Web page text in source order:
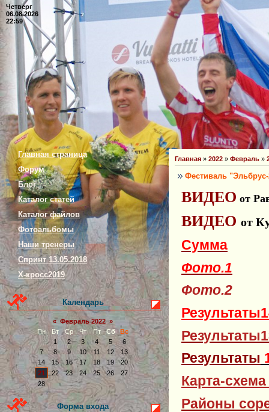
Четверг
06.08.2026
22:59
Главная страница
Форум
Блог
Каталог статей
Каталог файлов
Фотоальбомы
Наши тренеры
Спринт 13.05.2018
Х-кросс2019
Календарь
« Февраль 2022 »
Пн
Вт Ср Чт Пт Сб
Вс
1
2 3 4 5
6
7
8 9 10 11 12
13
14
15 16 17 18 19
20
21
22 23 24 25 26
27
28
Форма входа
Главная » 2022 » Февраль »
Фестиваль
ВИДЕО от
ВИДЕО от
Сумма
Фото.1
Фото.2
Результаты
Карта-
Районы